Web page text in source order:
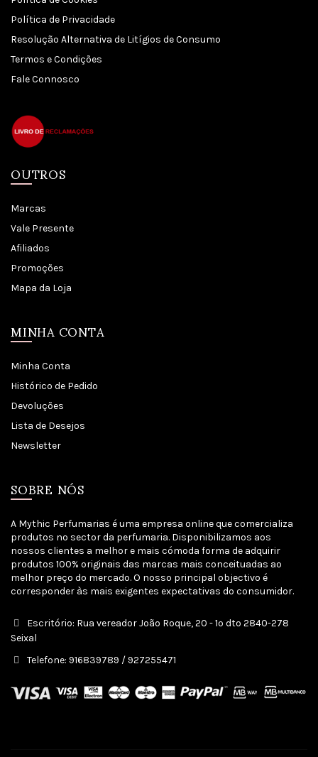
Política de Privacidade
Resolução Alternativa de Litígios de Consumo
Termos e Condições
Fale Connosco
OUTROS
Marcas
Vale Presente
Afiliados
Promoções
Mapa da Loja
MINHA CONTA
Minha Conta
Histórico de Pedido
Devoluções
Lista de Desejos
Newsletter
SOBRE NÓS
A Mythic Perfumarias é uma empresa online que comercializa
produtos no sector da perfumaria. Disponibilizamos aos
nossos clientes a melhor e mais cómoda forma de adquirir
produtos 100% originais das marcas mais conceituadas ao
melhor preço do mercado. O nosso principal objectivo é
corresponder às mais exigentes expectativas do consumidor.
Escritório: Rua vereador João Roque, 20 - 1º dto 2840-278
Seixal
Telefone: 916839789 / 927255471